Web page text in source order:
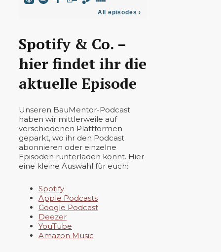
Spotify & Co. –
hier findet ihr die
aktuelle Episode
Unseren BauMentor-Podcast
haben wir mittlerweile auf
verschiedenen Plattformen
geparkt, wo ihr den Podcast
abonnieren oder einzelne
Episoden runterladen könnt. Hier
eine kleine Auswahl für euch:
Spotify
Apple Podcasts
Google Podcast
Deezer
YouTube
Amazon Music